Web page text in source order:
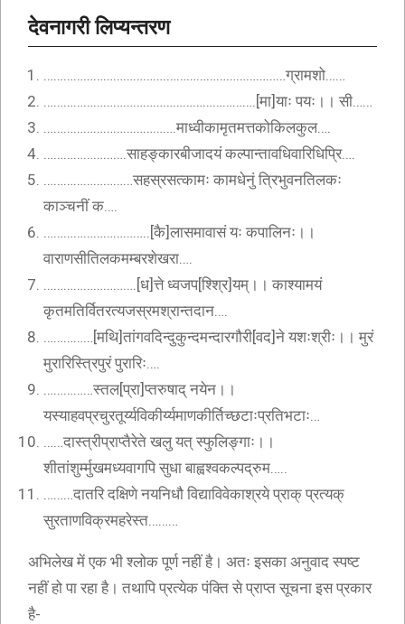
देवनागरी लिप्यन्तरण
……………………………….………………………………ग्रामशो……
……………………………………………………….[मा]याः पयः।। सी……
………………………………….माध्वीकामृतमत्तकोकिलकुल….
…………………….साहङ्कारबीजादयं कल्पान्तावधिवारिधिप्रि….
………………………सहस्रसत्कामः कामधेनुं त्रिभुवनतिलकः
काञ्चनीं क….
…………………………..[कै]लासमावासं यः कपालिनः।।
वाराणसीतिलकमम्बरशेखरा….
……………………….[ध]त्ते ध्वजप[श्श्रि]यम्।। काश्यामयं
कृतमतिर्वितरत्यजस्रमश्रान्तदान….
……………[मथि]तांगवदिन्दुकुन्दमन्दारगौरी[वद]ने यशःश्रीः।। मुरं
मुरारिस्त्रिपुरं पुरारिः….
……………स्तल[प्रा]प्तरुषाद् नयेन।।
यस्याहवप्रचुरतूर्य्यविकीर्य्यमाणकीर्तिच्छटाःप्रतिभटाः…
……दास्त्रीप्राप्तैरेते खलु यत् स्फुलिङ्गाः।।
शीतांशुर्म्मुखमध्यवागपि सुधा बाह्वश्वकल्पद्रुम…..
………दातरि दक्षिणे नयनिधौ विद्याविवेकाश्रये प्राक् प्रत्यक्
सुरताणविक्रमहरेस्त………
अभिलेख में एक भी श्लोक पूर्ण नहीं है। अतः इसका अनुवाद स्पष्ट
नहीं हो पा रहा है। तथापि प्रत्येक पंक्ति से प्राप्त सूचना इस प्रकार
है-